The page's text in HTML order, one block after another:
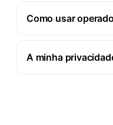
Como usar
A minha